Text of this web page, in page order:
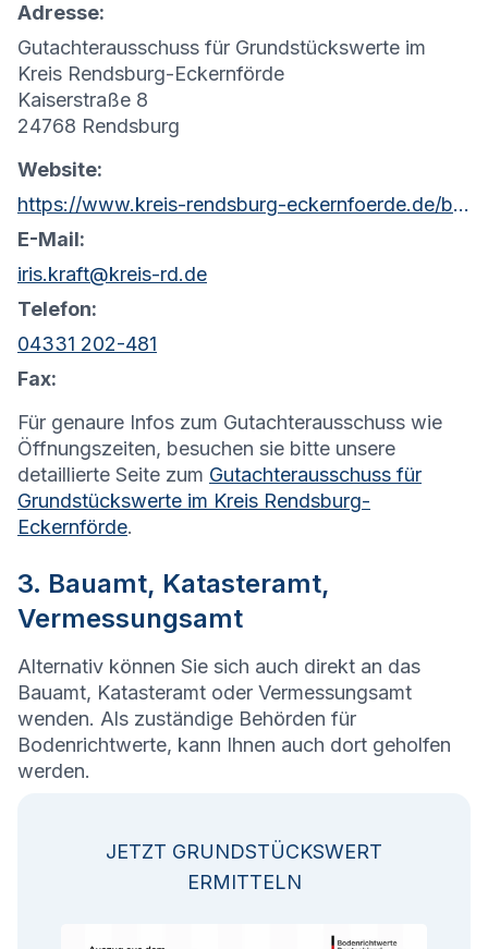
Adresse:
Gutachterausschuss für Grundstückswerte im
Kreis Rendsburg-Eckernförde
Kaiserstraße 8
24768 Rendsburg
Website:
https://www.kreis-rendsburg-eckernfoerde.de/bauen/gutachterausschuss
E-Mail:
iris.kraft@kreis-rd.de
Telefon:
04331 202-481
Fax:
Für genaure Infos zum Gutachterausschuss wie
Öffnungszeiten, besuchen sie bitte unsere
detaillierte Seite zum Gutachterausschuss für
Grundstückswerte im Kreis Rendsburg-
Eckernförde.
3. Bauamt, Katasteramt,
Vermessungsamt
Alternativ können Sie sich auch direkt an das
Bauamt, Katasteramt oder Vermessungsamt
wenden. Als zuständige Behörden für
Bodenrichtwerte, kann Ihnen auch dort geholfen
werden.
JETZT GRUNDSTÜCKSWERT
ERMITTELN